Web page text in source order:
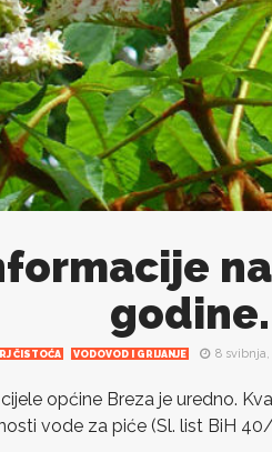
godine.
RJ ČISTOĆA VODOVOD I GRIJANJE 8 svibnja,
općine Breza je uredno.
vode za piće (Sl. list BiH